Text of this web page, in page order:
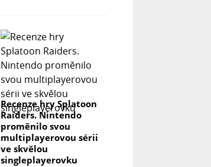
Recenze hry Splatoon
Raiders. Nintendo
proměnilo svou
multiplayerovou sérii
ve skvělou
singleplayerovku